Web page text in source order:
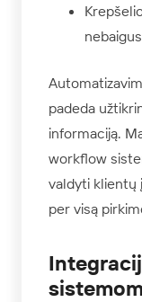
padeda
informaciją.
workflow
valdyti klientų
per visą